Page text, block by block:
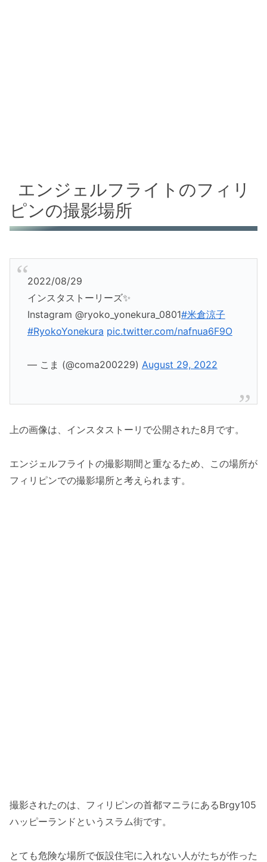
エンジェルフライトのフィリ
ピンの撮影場所
2022/08/29
インスタストーリーズ✨
Instagram @ryoko_yonekura_0801#米倉涼子
#RyokoYonekura pic.twitter.com/nafnua6F9O
— こま (@coma200229) August 29, 2022
上の画像は、インスタストーリで公開された8月です。
エンジェルフライトの撮影期間と重なるため、この場所が
フィリピンでの撮影場所と考えられます。
撮影されたのは、フィリピンの首都マニラにあるBrgy105
ハッピーランドというスラム街です。
とても危険な場所で仮設住宅に入れない人がたちが作った